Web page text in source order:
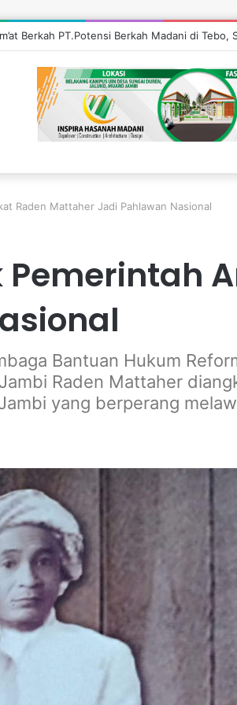
Berkah PT.Potensi Berkah Madani di Tebo,
Raden Mattaher Jadi Pahlawan Nasional
Bantuan Hukum
Raden Mattaher
yang berperang